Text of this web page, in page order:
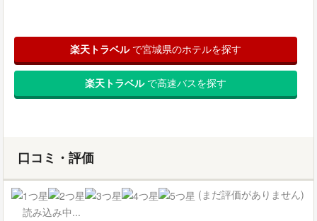
楽天トラベルで宮城県のホテルを探す
楽天トラベルで高速バスを探す
口コミ・評価
(まだ評価がありません)
読み込み中...